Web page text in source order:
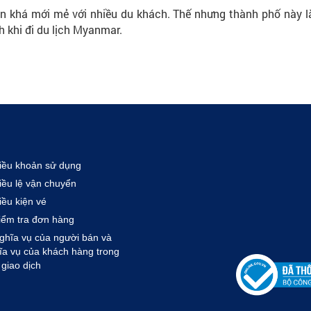
mới mẻ với nhiều du khách. Thế nhưng thành phố
khi đi du lịch Myanmar.
khoản sử dụng
lệ vận chuyển
kiện vé
tra đơn hàng
vụ của người bán và
vụ của khách hàng trong
dịch